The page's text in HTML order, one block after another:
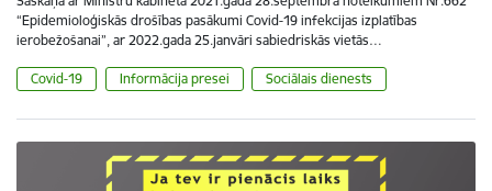
“Epidemioloģiskās drošības pasākumi Covid-19 infekcijas izplatības
ierobežošanai”, ar 2022.gada 25.janvāri sabiedriskās vietās…
Covid-19 Informācija presei Sociālais dienests